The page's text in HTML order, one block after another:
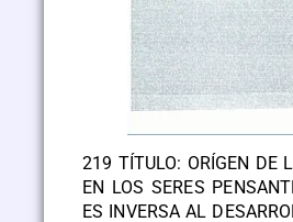
219 TÍTULO: ORÍGEN DE
EN LOS SERES
ES INVERSA AL